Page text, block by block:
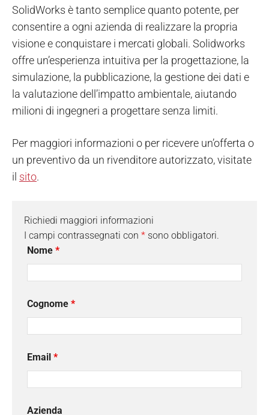
SolidWorks è tanto semplice quanto potente, per
consentire a ogni azienda di realizzare la propria
visione e conquistare i mercati globali. Solidworks
offre un’esperienza intuitiva per la progettazione, la
simulazione, la pubblicazione, la gestione dei dati e
la valutazione dell’impatto ambientale, aiutando
milioni di ingegneri a progettare senza limiti.
Per maggiori informazioni o per ricevere un’offerta o
un preventivo da un rivenditore autorizzato, visitate
il sito.
Richiedi maggiori informazioni
I campi contrassegnati con * sono obbligatori.
Nome *
Cognome *
Email *
Azienda